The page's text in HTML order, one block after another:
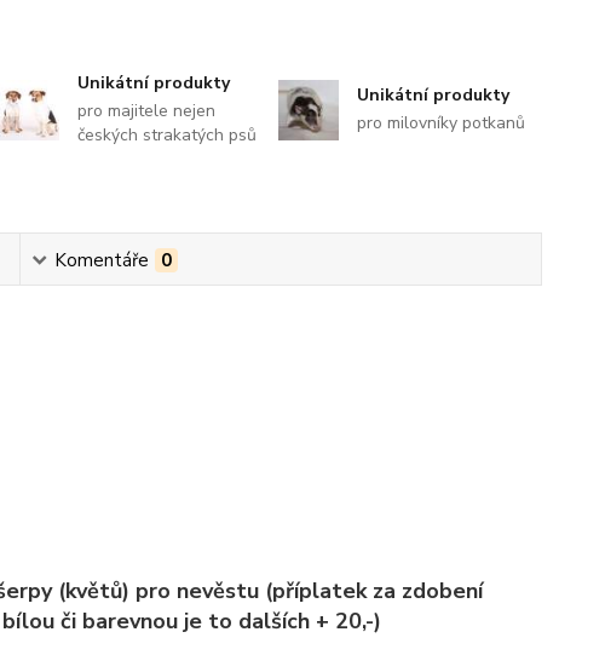
Unikátní produkty
pro majitele nejen
českých strakatých psů
Unikátní produkty
pro milovníky potkanů
Komentáře 0
(květů) pro nevěstu (příplatek za zdobení
či barevnou je to dalších + 20,-)